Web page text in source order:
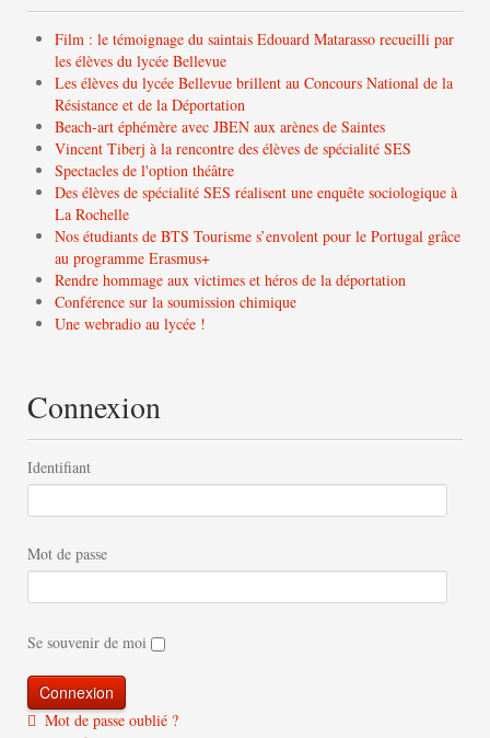
Film : le témoignage du saintais Edouard Matarasso recueilli par
les élèves du lycée Bellevue
Les élèves du lycée Bellevue brillent au Concours National de la
Résistance et de la Déportation
Beach-art éphémère avec JBEN aux arènes de Saintes
Vincent Tiberj à la rencontre des élèves de spécialité SES
Spectacles de l'option théâtre
Des élèves de spécialité SES réalisent une enquête sociologique à
La Rochelle
Nos étudiants de BTS Tourisme s’envolent pour le Portugal grâce
au programme Erasmus+
Rendre hommage aux victimes et héros de la déportation
Conférence sur la soumission chimique
Une webradio au lycée !
Connexion
Identifiant
Mot de passe
Se souvenir de moi
Mot de passe oublié ?